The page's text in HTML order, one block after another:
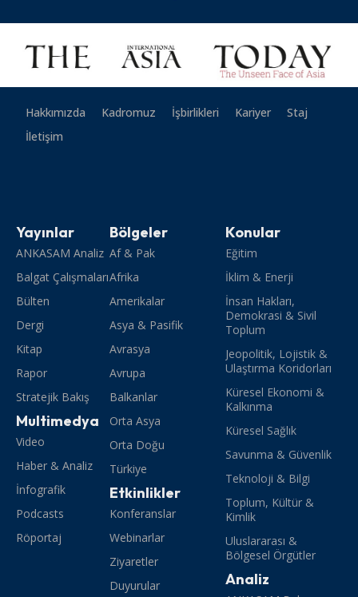
Hakkımızda Kadromuz İşbirlikleri Kariyer
Staj
İletişim
Yayınlar
ANKASAM Analiz
Balgat Çalışmaları
Bülten
Dergi
Kitap
Rapor
Stratejik Bakış
Multimedya
Video
Haber & Analiz
İnfografik
Podcasts
Röportaj
Bölgeler
Af & Pak
Afrika
Amerikalar
Asya & Pasifik
Avrasya
Avrupa
Balkanlar
Orta Asya
Orta Doğu
Türkiye
Etkinlikler
Konferanslar
Webinarlar
Ziyaretler
Duyurular
Konular
Eğitim
İklim & Enerji
İnsan Hakları,
Demokrasi & Sivil
Toplum
Jeopolitik, Lojistik &
Ulaştırma Koridorları
Küresel Ekonomi &
Kalkınma
Küresel Sağlık
Savunma & Güvenlik
Teknoloji & Bilgi
Toplum, Kültür &
Kimlik
Uluslararası &
Bölgesel Örgütler
Analiz